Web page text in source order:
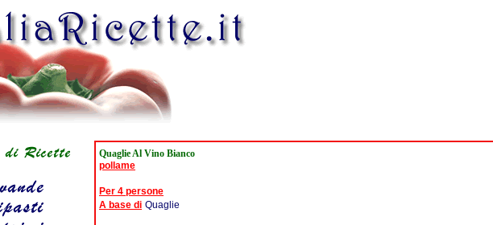
Quaglie Al Vino Bianco
pollame
Per 4 persone
A base di Quaglie